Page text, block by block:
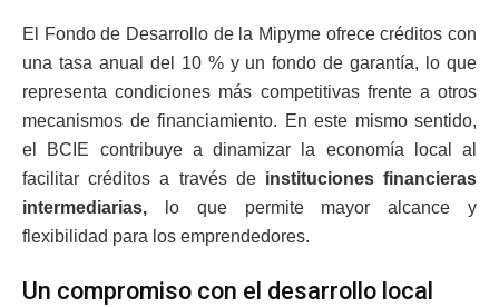
El Fondo de Desarrollo de la Mipyme ofrece créditos con
una tasa anual del 10 % y un fondo de garantía, lo que
representa condiciones más competitivas frente a otros
mecanismos de financiamiento. En este mismo sentido,
el BCIE contribuye a dinamizar la economía local al
facilitar créditos a través de instituciones financieras
intermediarias, lo que permite mayor alcance y
flexibilidad para los emprendedores.
Un compromiso con el desarrollo local